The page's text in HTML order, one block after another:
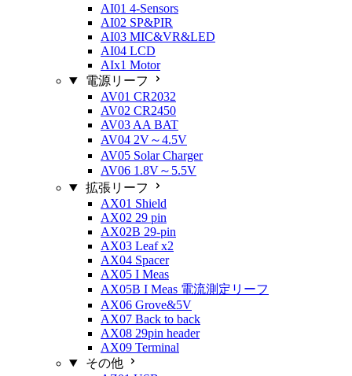
AI01 4-Sensors
AI02 SP&PIR
AI03 MIC&VR&LED
AI04 LCD
AIx1 Motor
電源リーフ
AV01 CR2032
AV02 CR2450
AV03 AA BAT
AV04 2V～4.5V
AV05 Solar Charger
AV06 1.8V～5.5V
拡張リーフ
AX01 Shield
AX02 29 pin
AX02B 29-pin
AX03 Leaf x2
AX04 Spacer
AX05 I Meas
AX05B I Meas 電流測定リーフ
AX06 Grove&5V
AX07 Back to back
AX08 29pin header
AX09 Terminal
その他